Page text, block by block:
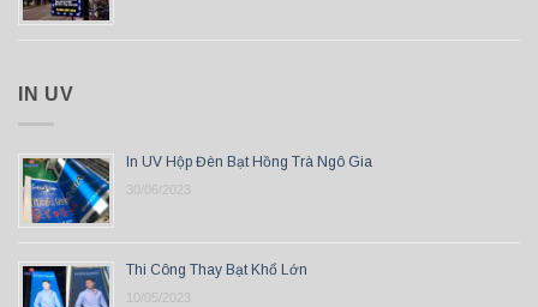
IN UV
In UV Hộp Đèn Bạt Hồng Trà Ngô Gia
30/06/2023
Thi Công Thay Bạt Khổ Lớn
10/05/2023